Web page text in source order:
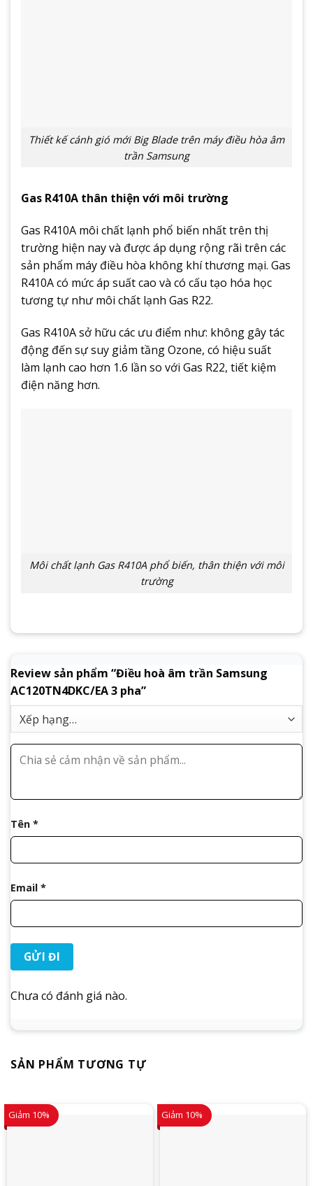
Thiết kế cánh gió mới Big Blade trên máy điều hòa âm
trần Samsung
Gas R410A thân thiện với môi trường
Gas R410A môi chất lạnh phổ biến nhất trên thị
trường hiện nay và được áp dụng rộng rãi trên các
sản phẩm máy điều hòa không khí thương mại. Gas
R410A có mức áp suất cao và có cấu tạo hóa học
tương tự như môi chất lạnh Gas R22.
Gas R410A sở hữu các ưu điểm như: không gây tác
động đến sự suy giảm tầng Ozone, có hiệu suất
làm lạnh cao hơn 1.6 lần so với Gas R22, tiết kiệm
điện năng hơn.
Môi chất lạnh Gas R410A phổ biến, thân thiện với môi
trường
Review sản phẩm “Điều hoà âm trần Samsung
AC120TN4DKC/EA 3 pha”
Tên *
Email *
Chưa có đánh giá nào.
SẢN PHẨM TƯƠNG TỰ
Giảm 10% Giảm 10%